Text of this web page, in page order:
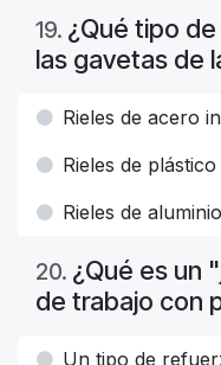
19. ¿Qué tipo
las gavetas de
Rieles de acero
Rieles de plástico
Rieles de aluminio
20. ¿Qué es un
de trabajo con
Un tipo de